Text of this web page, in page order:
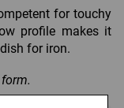
for touchy
profile makes it
for iron.